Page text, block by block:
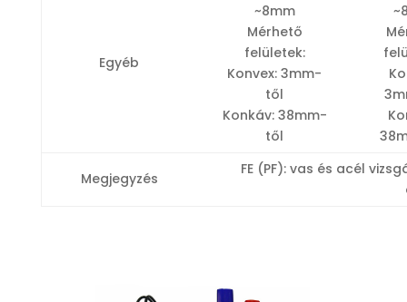
Egyéb
~8mm
Mérhető
felületek:
Konvex: 3mm-
től
Konkáv: 38mm-
től
Megjegyzés
FE (PF): vas és acél